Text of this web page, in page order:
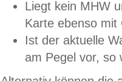
Liegt kein MHW
Karte ebenso mit
Ist der aktuelle
am Pegel vor,